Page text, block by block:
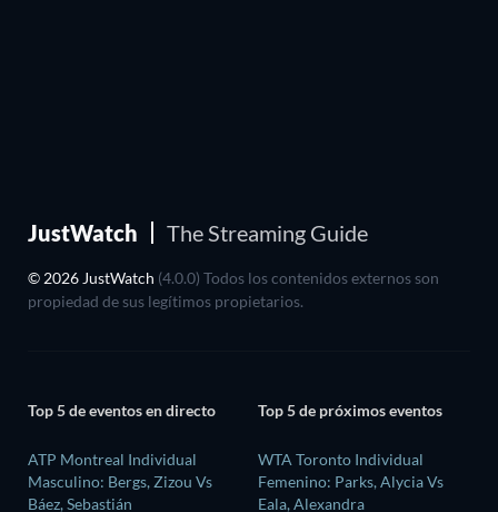
JustWatch The Streaming Guide
© 2026 JustWatch (4.0.0) Todos los contenidos externos son
propiedad de sus legítimos propietarios.
Top 5 de eventos en directo
ATP Montreal Individual
Masculino: Bergs, Zizou Vs
Báez, Sebastián
Top 5 de próximos eventos
WTA Toronto Individual
Femenino: Parks, Alycia Vs
Eala, Alexandra